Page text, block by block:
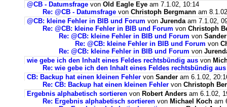
@CB - Datumsfrage von Old Eagle Eye am 7.1.02, 10:14
Re: @CB - Datumsfrage von Christoph Bergmann am
@CB: kleine Fehler in BIB und Forum von Jurendaam 7.1.02,
Re: @CB: kleine Fehler in BIB und Forum von Christoph
Re: @CB: kleine Fehler in BIB und Forum von Sander
Re: @CB: kleine Fehler in BIB und Forum von
Re: @CB: kleine Fehler in BIB und Forum von
wie gebe ich den Inhalt eines Feldes rechtsbündig aus von
Re: wie gebe ich den Inhalt eines Feldes rechtsbündig aus
CB: Backup hat einen kleinen Fehler von Sander am 6.1.02,
Re: CB: Backup hat einen kleinen Fehler von Christoph
Ergebnis alphabetisch sortieren von Robert Anders am 6.1.02,
Re: Ergebnis alphabetisch sortieren von Michael Koch am